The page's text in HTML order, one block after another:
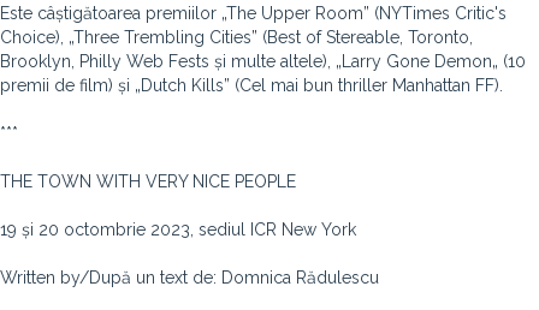
Este câștigătoarea premiilor „The Upper Room” (NYTimes Critic's
Choice), „Three Trembling Cities” (Best of Stereable, Toronto,
Brooklyn, Philly Web Fests și multe altele), „Larry Gone Demon„ (10
premii de film) și „Dutch Kills” (Cel mai bun thriller Manhattan FF).
***
THE TOWN WITH VERY NICE PEOPLE
19 și 20 octombrie 2023, sediul ICR New York
Written by/După un text de: Domnica Rădulescu